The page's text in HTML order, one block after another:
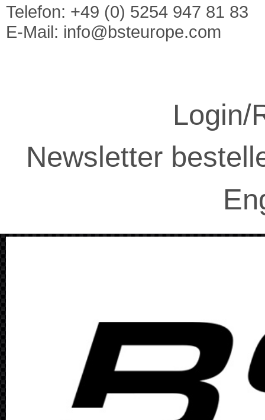
Telefon: +49 (0) 5254 947 81 83
E-Mail: info@bsteurope.com
Login/
Newsletter